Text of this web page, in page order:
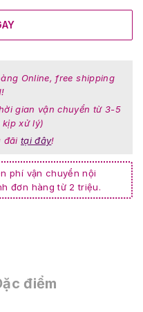
Online, free shipping
gian vận chuyển từ 3-5
xử lý)
đãi tại đây!
phí vận chuyển nội
đơn hàng từ 2 triệu.
điểm